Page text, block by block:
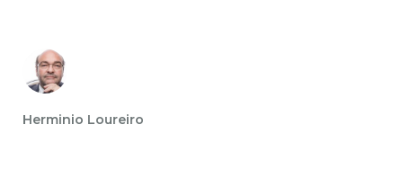
Herminio Loureiro